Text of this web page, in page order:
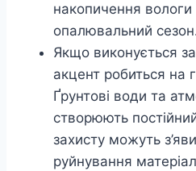
накопичення
опалювальний
Якщо виконується
акцент робиться на
Ґрунтові води та
створюють
захисту можуть
руйнування